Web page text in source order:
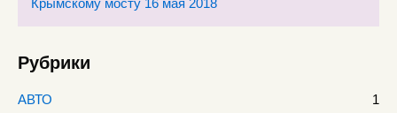
Крымскому мосту 16 мая 2018
Рубрики
АВТО 1